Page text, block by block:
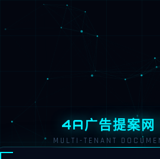
4A广告提案网
MULTI-TENANT